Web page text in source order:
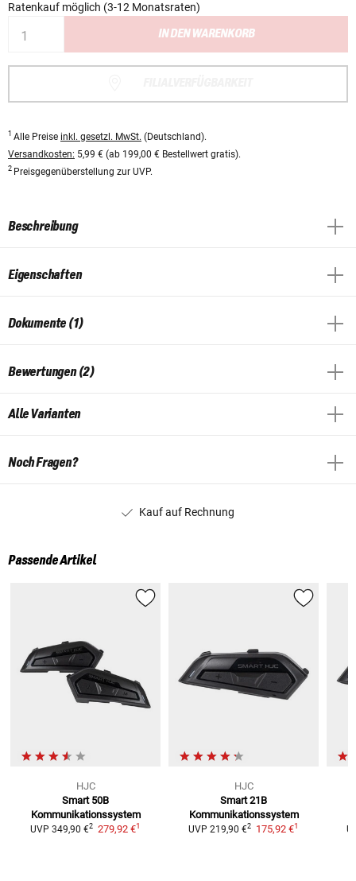
Ratenkauf möglich (3-12 Monatsraten)
IN DEN WARENKORB
1 Alle Preise inkl. gesetzl. MwSt. (Deutschland).
Versandkosten: 5,99 € (ab 199,00 € Bestellwert gratis).
2 Preisgegenüberstellung zur UVP.
Beschreibung
Eigenschaften
Dokumente (1)
Bewertungen (2)
Alle Varianten
Noch Fragen?
Kauf auf Rechnung
Passende Artikel
HJC
Smart 50B
Kommunikationssystem
UVP 349,90 €2 279,92 €1
HJC
Smart 21B
Kommunikationssystem
UVP 219,90 €2 175,92 €1